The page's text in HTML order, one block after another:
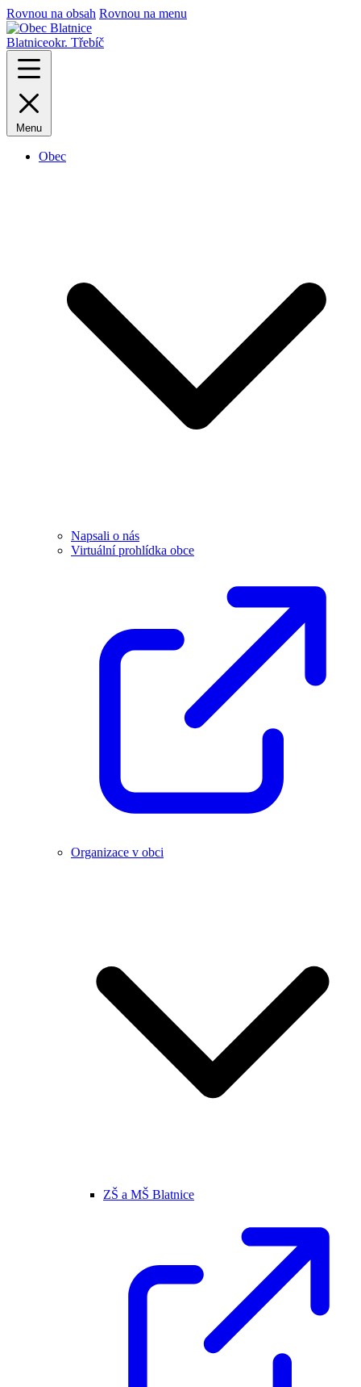
Rovnou na obsah Rovnou na menu
Blatniceokr. Třebíč
Menu
Obec
Napsali o nás
Virtuální prohlídka obce
Organizace v obci
ZŠ a MŠ Blatnice